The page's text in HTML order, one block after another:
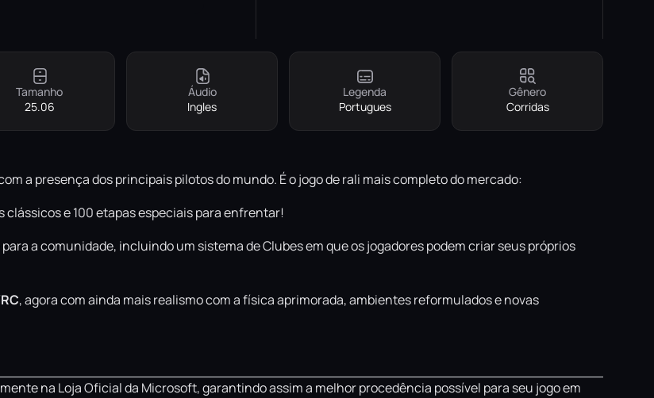
Tamanho
25.06
Áudio
Ingles
Legenda
Portugues
Gênero
Corridas
a presença dos principais pilotos do mundo. É o jogo de rali mais completo do mercado:
clássicos e 100 etapas especiais para enfrentar!
a comunidade, incluindo um sistema de Clubes em que os jogadores podem criar seus próprios
, agora com ainda mais realismo com a física aprimorada, ambientes reformulados e novas
na Loja Oficial da Microsoft, garantindo assim a melhor procedência possível para seu jogo em